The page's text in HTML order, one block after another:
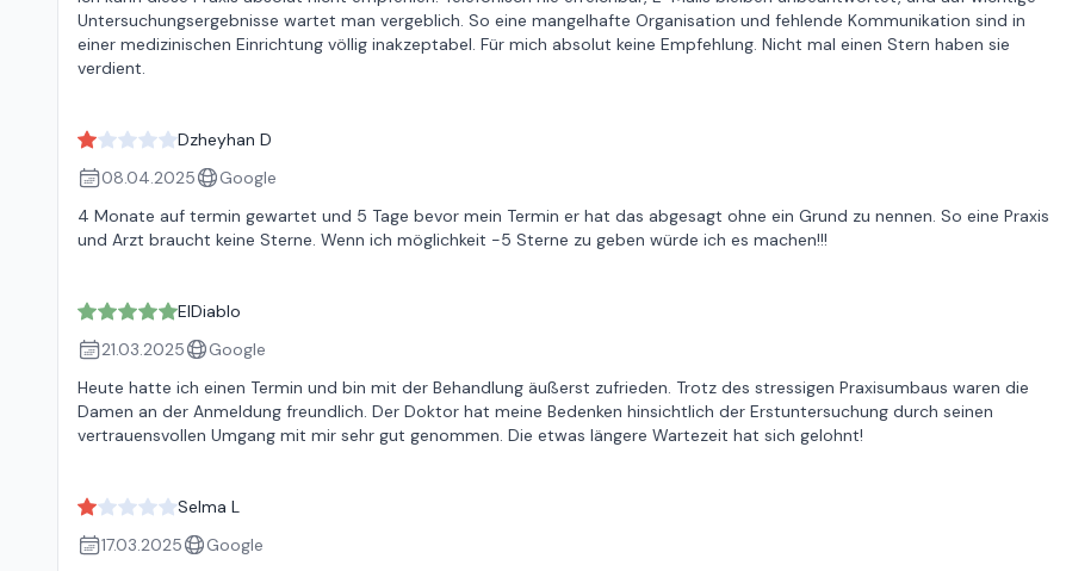
Untersuchungsergebnisse wartet man vergeblich. So eine mangelhafte Organisation und fehlende Kommunikation sind in
einer medizinischen Einrichtung völlig inakzeptabel. Für mich absolut keine Empfehlung. Nicht mal einen Stern haben sie
verdient.
Dzheyhan D
08.04.2025
Google
4 Monate auf termin gewartet und 5 Tage bevor mein Termin er hat das abgesagt ohne ein Grund zu nennen. So eine Praxis
und Arzt braucht keine Sterne. Wenn ich möglichkeit -5 Sterne zu geben würde ich es machen!!!
ElDiablo
21.03.2025
Google
Heute hatte ich einen Termin und bin mit der Behandlung äußerst zufrieden. Trotz des stressigen Praxisumbaus waren die
Damen an der Anmeldung freundlich. Der Doktor hat meine Bedenken hinsichtlich der Erstuntersuchung durch seinen
vertrauensvollen Umgang mit mir sehr gut genommen. Die etwas längere Wartezeit hat sich gelohnt!
Selma L
17.03.2025
Google